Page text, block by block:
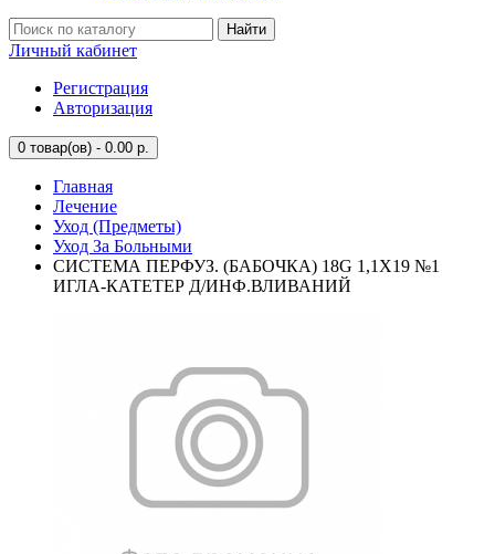
Найти
Личный кабинет
Регистрация
Авторизация
0 товар(ов) - 0.00 р.
Главная
Лечение
Уход (Предметы)
Уход За Больными
СИСТЕМА ПЕРФУЗ. (БАБОЧКА) 18G 1,1Х19 №1
ИГЛА-КАТЕТЕР Д/ИНФ.ВЛИВАНИЙ